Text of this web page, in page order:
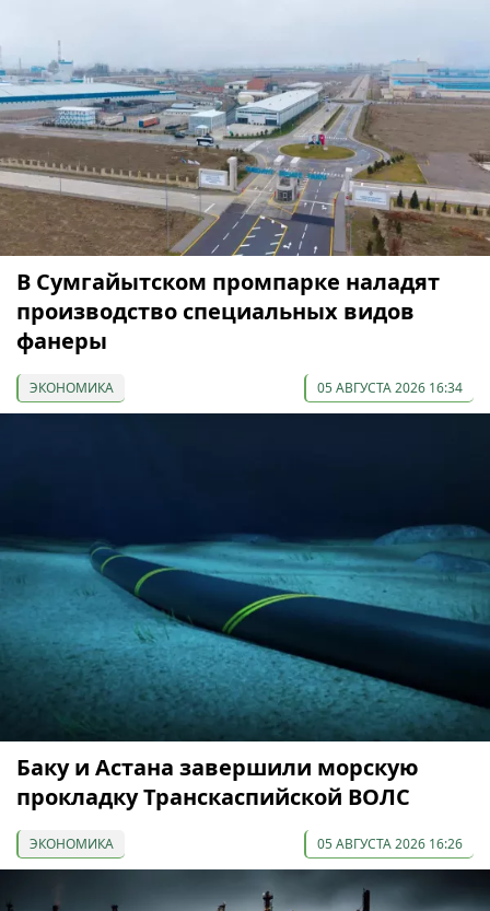
В Сумгайытском промпарке наладят
производство специальных видов
фанеры
ЭКОНОМИКА 05 АВГУСТА 2026 16:34
Баку и Астана завершили морскую
прокладку Транскаспийской ВОЛС
ЭКОНОМИКА 05 АВГУСТА 2026 16:26